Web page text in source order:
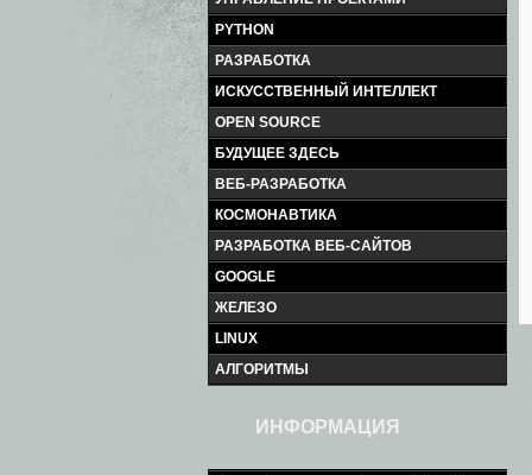
PYTHON
РАЗРАБОТКА
ИСКУССТВЕННЫЙ ИНТЕЛЛЕКТ
OPEN SOURCE
БУДУЩЕЕ ЗДЕСЬ
ВЕБ-РАЗРАБОТКА
КОСМОНАВТИКА
РАЗРАБОТКА ВЕБ-САЙТОВ
GOOGLE
ЖЕЛЕЗО
LINUX
АЛГОРИТМЫ
ИНФОРМАЦИЯ